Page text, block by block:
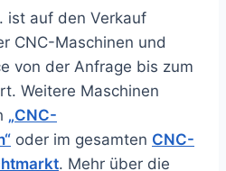
ist auf den Verkauf
CNC-Maschinen und
von der Anfrage bis zum
Weitere Maschinen
„CNC-
oder im gesamten CNC-
. Mehr über die